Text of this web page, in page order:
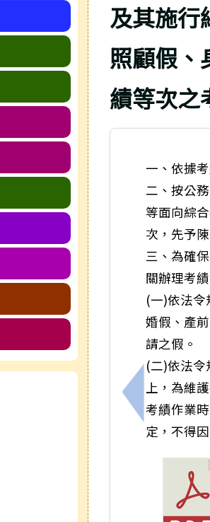
及其施行
照顧假、
績等次之
上一筆：轉
一、依據
二、按公
等面向綜
次，先予陳
三、為確
關辦理考
(一)依法令
婚假、產
請之假。
(二)依法
上，為維
考績作業
定，不得